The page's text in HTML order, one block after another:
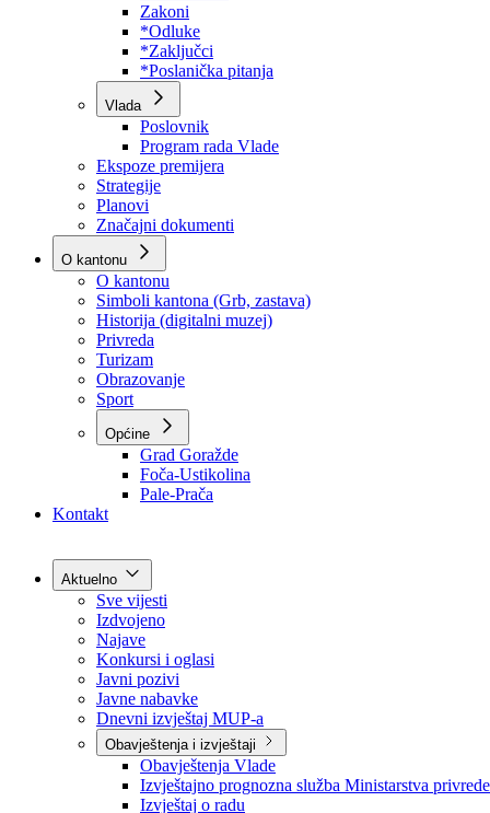
Poslovnik
Program rada Skupštine
Budžet 2026
Zakoni
*Odluke
*Zaključci
*Poslanička pitanja
Vlada
Poslovnik
Program rada Vlade
Ekspoze premijera
Strategije
Planovi
Značajni dokumenti
O kantonu
O kantonu
Simboli kantona (Grb, zastava)
Historija (digitalni muzej)
Privreda
Turizam
Obrazovanje
Sport
Općine
Kontakt
Aktuelno
Sve vijesti
Izdvojeno
Najave
Konkursi i oglasi
Javni pozivi
Javne nabavke
Dnevni izvještaj MUP-a
Obavještenja i izvještaji